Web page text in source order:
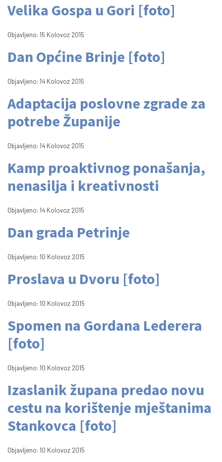
Velika Gospa u Gori [foto]
Objavljeno: 15 Kolovoz 2015
Dan Općine Brinje [foto]
Objavljeno: 14 Kolovoz 2015
Adaptacija poslovne zgrade za
potrebe Županije
Objavljeno: 14 Kolovoz 2015
Kamp proaktivnog ponašanja,
nenasilja i kreativnosti
Objavljeno: 14 Kolovoz 2015
Dan grada Petrinje
Objavljeno: 10 Kolovoz 2015
Proslava u Dvoru [foto]
Objavljeno: 10 Kolovoz 2015
Spomen na Gordana Lederera
[foto]
Objavljeno: 10 Kolovoz 2015
Izaslanik župana predao novu
cestu na korištenje mještanima
Stankovca [foto]
Objavljeno: 10 Kolovoz 2015